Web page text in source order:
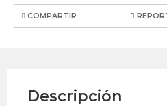
COMPARTIR
Descripción